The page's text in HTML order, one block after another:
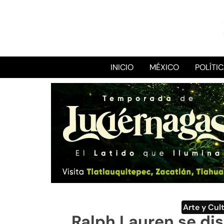
INICIO MÉXICO
Arte y